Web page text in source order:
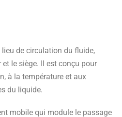
lieu de circulation du fluide,
et le siège. Il est conçu pour
à la température et aux
du liquide.
mobile qui module le passage